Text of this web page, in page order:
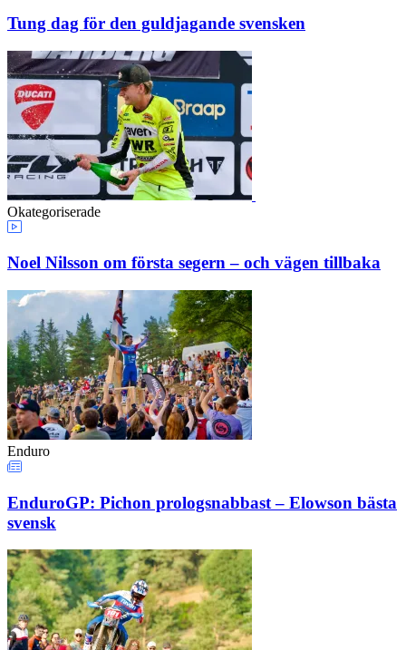
Tung dag för den guldjagande svensken
Okategoriserade
Noel Nilsson om första segern – och vägen tillbaka
Enduro
EnduroGP: Pichon prologsnabbast – Elowson bästa
svensk